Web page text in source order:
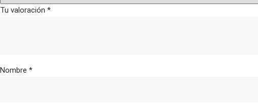
Tu valoración *
Nombre *